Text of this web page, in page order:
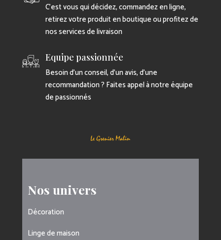
C’est vous qui décidez, commandez en ligne,
retirez votre produit en boutique ou profitez de
nos services de livraison
Equipe passionnée
Besoin d’un conseil, d’un avis, d’une
recommandation ? Faites appel à notre équipe
de passionnés
Nos univers
Décoration
Linge de maison